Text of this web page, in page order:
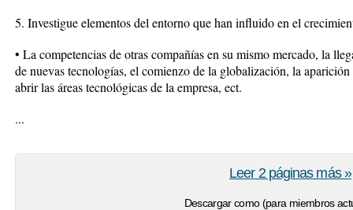
5. Investigue elementos del entorno que han influido en el
• La competencias de otras compañías en su mismo mercado, la
de nuevas tecnologías, el comienzo de la globalización, la
abrir las áreas tecnológicas de la empresa, ect.
...
Descargar como (para miembros
Leer 2 páginas más »